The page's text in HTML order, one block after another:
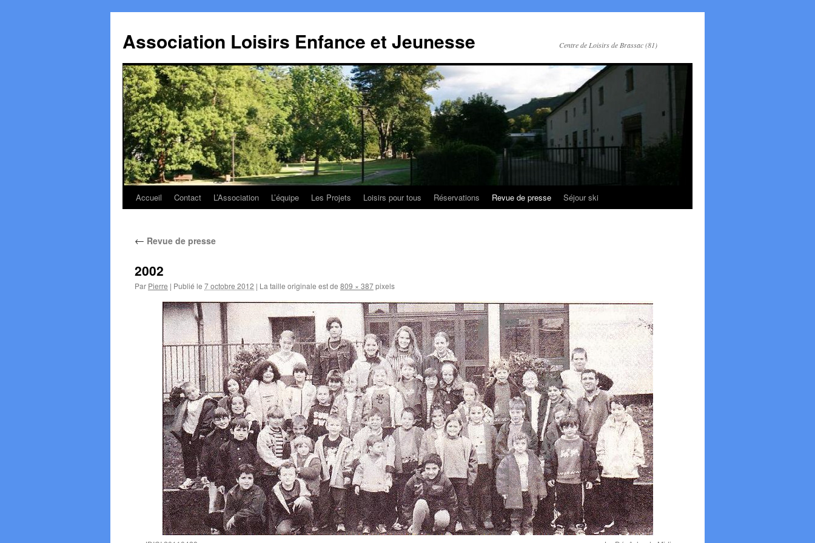
Association Loisirs Enfance et Jeunesse Centre de Loisirs de Brassac (81)
Aller
contenu
Accueil Contact L’Association L’équipe Les Projets Loisirs pour tous Réservations Revue de presse Séjour ski
← Revue de presse
2002
Par Pierre | Publié le 7 octobre 2012 | La taille originale est de 809 × 387pixels